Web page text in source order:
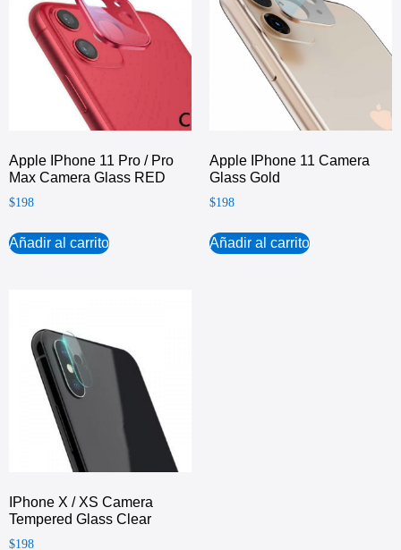
Apple IPhone 11 Pro / Pro
Max Camera Glass RED
$198
Añadir al carrito
Apple IPhone 11 Camera
Glass Gold
$198
Añadir al carrito
IPhone X / XS Camera
Tempered Glass Clear
$198